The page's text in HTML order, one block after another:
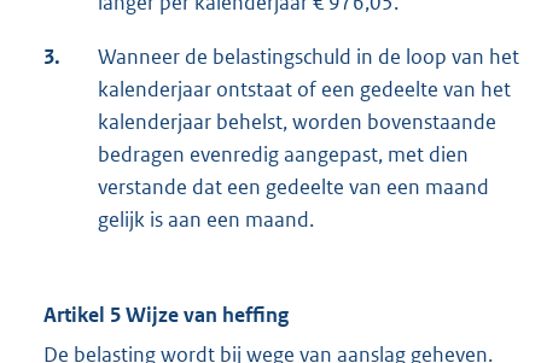
3.
Wanneer de belastingschuld in de loop van het
kalenderjaar ontstaat of een gedeelte van het
kalenderjaar behelst, worden bovenstaande
bedragen evenredig aangepast, met dien
verstande dat een gedeelte van een maand
gelijk is aan een maand.
Artikel 5 Wijze van heffing
De belasting wordt bij wege van aanslag geheven.